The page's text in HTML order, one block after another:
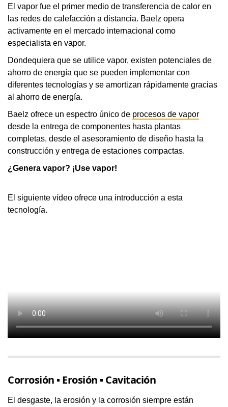
El vapor fue el primer medio de transferencia de calor en
las redes de calefacción a distancia. Baelz opera
activamente en el mercado internacional como
especialista en vapor.
Dondequiera que se utilice vapor, existen potenciales de
ahorro de energía que se pueden implementar con
diferentes tecnologías y se amortizan rápidamente gracias
al ahorro de energía.
Baelz ofrece un espectro único de procesos de vapor
desde la entrega de componentes hasta plantas
completas, desde el asesoramiento de diseño hasta la
construcción y entrega de estaciones compactas.
¿Genera vapor? ¡Use vapor!
El siguiente vídeo ofrece una introducción a esta
tecnología.
Corrosión ▪ Erosión ▪ Cavitación
El desgaste, la erosión y la corrosión siempre están